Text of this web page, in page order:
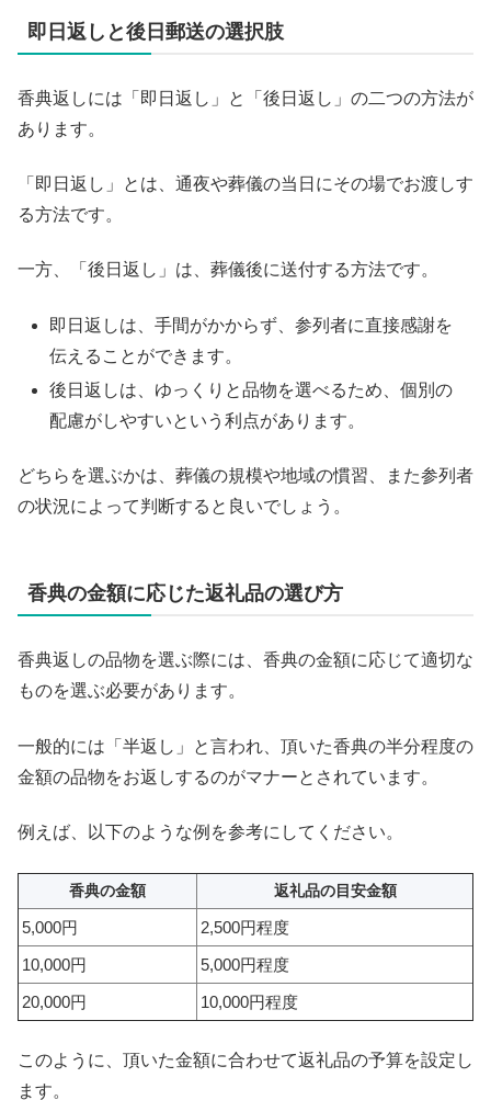
即日返しと後日郵送の選択肢
香典返しには「即日返し」と「後日返し」の二つの方法が
あります。
「即日返し」とは、通夜や葬儀の当日にその場でお渡しす
る方法です。
一方、「後日返し」は、葬儀後に送付する方法です。
即日返しは、手間がかからず、参列者に直接感謝を
伝えることができます。
後日返しは、ゆっくりと品物を選べるため、個別の
配慮がしやすいという利点があります。
どちらを選ぶかは、葬儀の規模や地域の慣習、また参列者
の状況によって判断すると良いでしょう。
香典の金額に応じた返礼品の選び方
香典返しの品物を選ぶ際には、香典の金額に応じて適切な
ものを選ぶ必要があります。
一般的には「半返し」と言われ、頂いた香典の半分程度の
金額の品物をお返しするのがマナーとされています。
例えば、以下のような例を参考にしてください。
香典の金額 返礼品の目安金額
5,000円
2,500円程度
10,000円
5,000円程度
20,000円
10,000円程度
このように、頂いた金額に合わせて返礼品の予算を設定し
ます。